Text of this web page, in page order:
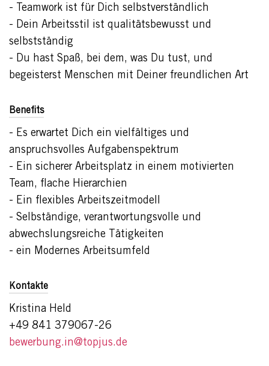
- Teamwork ist für Dich selbstverständlich
- Dein Arbeitsstil ist qualitätsbewusst und
selbstständig
- Du hast Spaß, bei dem, was Du tust, und
begeisterst Menschen mit Deiner freundlichen Art
Benefits
- Es erwartet Dich ein vielfältiges und
anspruchsvolles Aufgabenspektrum
- Ein sicherer Arbeitsplatz in einem motivierten
Team, flache Hierarchien
- Ein flexibles Arbeitszeitmodell
- Selbständige, verantwortungsvolle und
abwechslungsreiche Tätigkeiten
- ein Modernes Arbeitsumfeld
Kontakte
Kristina Held
+49 841 379067-26
bewerbung.in@topjus.de